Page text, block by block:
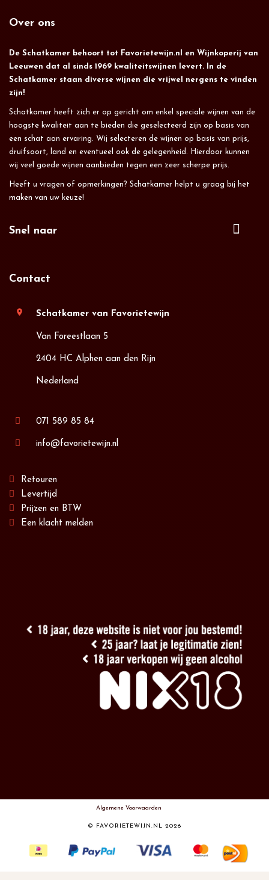
Over ons
De Schatkamer behoort tot Favorietewijn.nl en Wijnkoperij van
Leeuwen dat al sinds 1969 kwaliteitswijnen levert. In de
Schatkamer staan diverse wijnen die vrijwel nergens te vinden
zijn!
Schatkamer heeft zich er op gericht om enkel speciale wijnen van de
hoogste kwaliteit aan te bieden die geselecteerd zijn op basis van
een schat aan ervaring. Wij selecteren de wijnen op basis van prijs,
druifsoort, land en eventueel ook de gelegenheid. Hierdoor kunnen
wij veel goede wijnen aanbieden tegen een zeer scherpe prijs.
Heeft u vragen of opmerkingen? Schatkamer helpt u graag bij het
maken van uw keuze!
Snel naar
Contact
location_on Schatkamer van Favorietewijn
Van Foreestlaan 5
2404 HC Alphen aan den Rijn
Nederland
071 589 85 84
info@favorietewijn.nl
Retouren
Levertijd
Prijzen en BTW
Een klacht melden
Algemene Voorwaarden
© FAVORIETEWIJN.NL 2026